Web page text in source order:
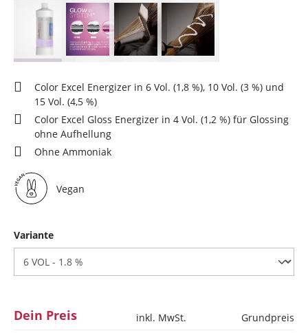
Color Excel Energizer in 6 Vol. (1,8 %), 10 Vol. (3 %) und
15 Vol. (4,5 %)
Color Excel Gloss Energizer in 4 Vol. (1,2 %) für Glossing
ohne Aufhellung
Ohne Ammoniak
Vegan
Varianteauswählen
Dein Preis inkl. MwSt.
Grundpreis